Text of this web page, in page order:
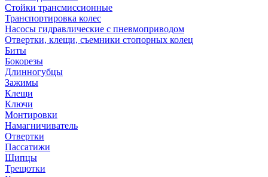
Стойки трансмиссионные
Транспортировка колес
Насосы гидравлические с пневмоприводом
Отвертки, клещи, съемники стопорных колец
Биты
Бокорезы
Длинногубцы
Зажимы
Клещи
Ключи
Монтировки
Намагничиватель
Отвертки
Пассатижи
Щипцы
Трещотки